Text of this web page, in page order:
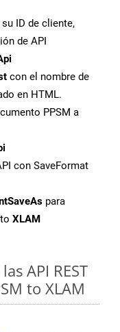
ID de cliente,
de API
con el nombre de
en HTML.
PPSM a
con SaveFormat
para
XLAM
API REST
to XLAM